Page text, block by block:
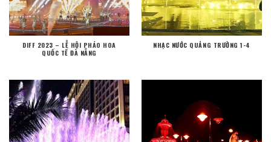
DIFF 2023 – LỄ HỘI PHÁO HOA
QUỐC TẾ ĐÀ NẴNG
NHẠC NƯỚC QUẢNG TRƯỜNG 1-4